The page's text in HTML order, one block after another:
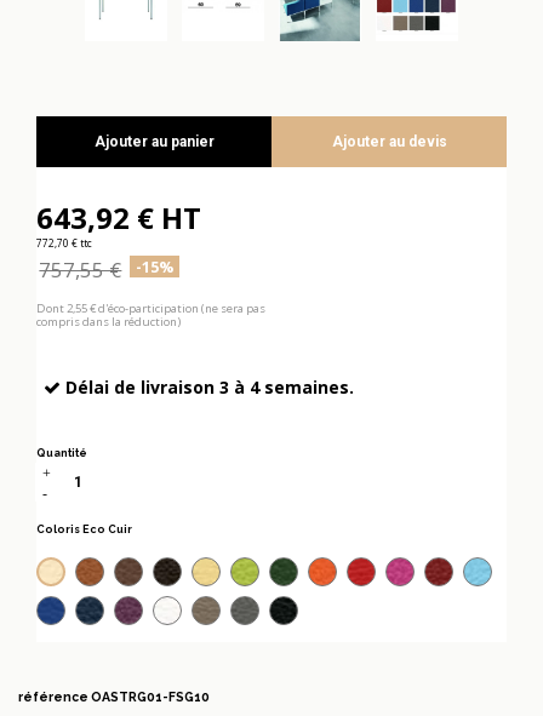
Ajouter au panier Ajouter au devis
643,92 € HT
772,70 € ttc
757,55 € -15%
Dont 2,55 € d'éco-participation (ne sera pas
compris dans la réduction)
Délai de livraison 3 à 4 semaines.
Coloris Eco Cuir
BeigeMarron clair
Marron foncé
Brun foncé
VanillePistacheVert Anglais
Orange
RougeRoseBordeaux
Bleu
Bleu roiBleu foncé
PruneBlancTaupeGris anthracite
Noir
Quantité
référence OASTRG01-FSG10